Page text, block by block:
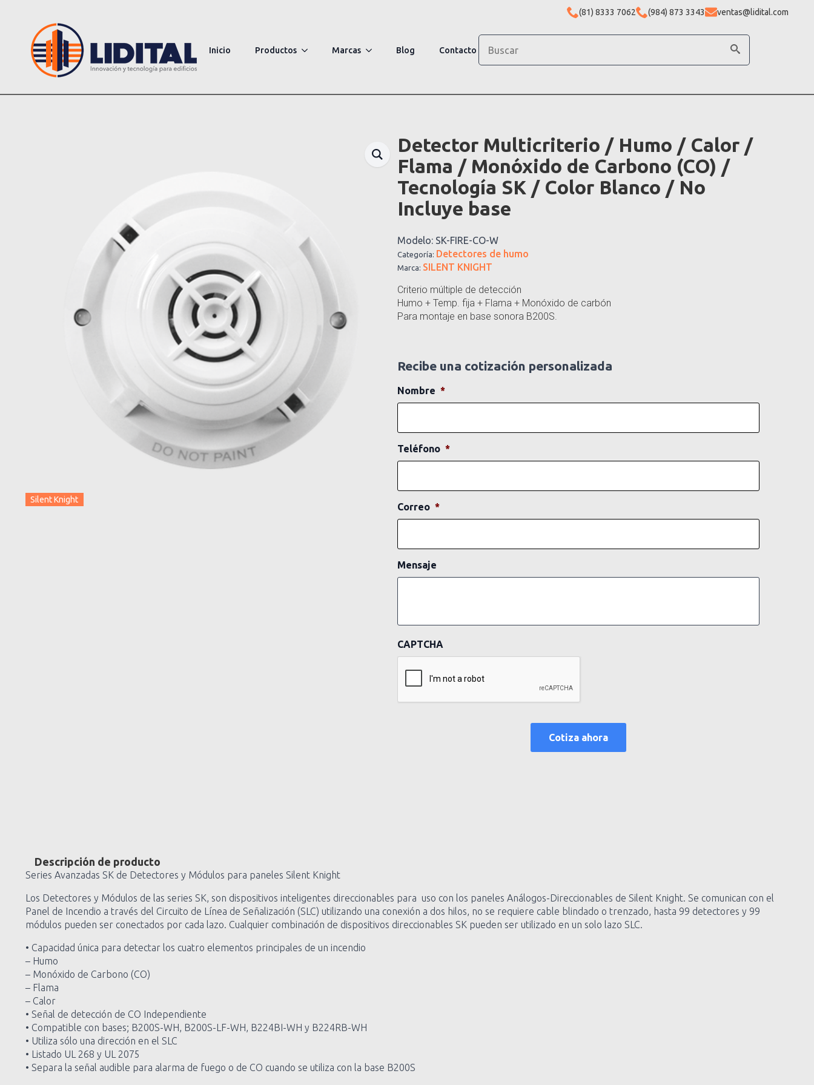
(81) 8333 7062 (984) 873 3343 ventas@lidital.com
Inicio Productos Marcas Blog Contacto
Silent Knight
Detector Multicriterio / Humo / Calor /
Flama / Monóxido de Carbono (CO) /
Tecnología SK / Color Blanco / No
Incluye base
Modelo: SK-FIRE-CO-W
Categoría: Detectores de humo
Marca: SILENT KNIGHT
Criterio múltiple de detección
Humo + Temp. fija + Flama + Monóxido de carbón
Para montaje en base sonora B200S.
Recibe una cotización personalizada
Nombre *
Teléfono *
Correo *
Mensaje
CAPTCHA
Descripción de producto
Series Avanzadas SK de Detectores y Módulos para paneles Silent Knight
Los Detectores y Módulos de las series SK, son dispositivos inteligentes direccionables para uso con los paneles Análogos-Direccionables de Silent Knight. Se comunican con el
Panel de Incendio a través del Circuito de Línea de Señalización (SLC) utilizando una conexión a dos hilos, no se requiere cable blindado o trenzado, hasta 99 detectores y 99
módulos pueden ser conectados por cada lazo. Cualquier combinación de dispositivos direccionables SK pueden ser utilizado en un solo lazo SLC.
• Capacidad única para detectar los cuatro elementos principales de un incendio
– Humo
– Monóxido de Carbono (CO)
– Flama
– Calor
• Señal de detección de CO Independiente
• Compatible con bases; B200S-WH, B200S-LF-WH, B224BI-WH y B224RB-WH
• Utiliza sólo una dirección en el SLC
• Listado UL 268 y UL 2075
• Separa la señal audible para alarma de fuego o de CO cuando se utiliza con la base B200S